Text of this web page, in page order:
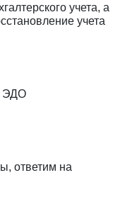
учета, а
учета
ЭДО
ответим на